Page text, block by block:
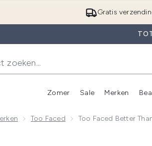
Gratis
Zomer
Enter submenu
Sale Merken
Too Faced Too Faced Better